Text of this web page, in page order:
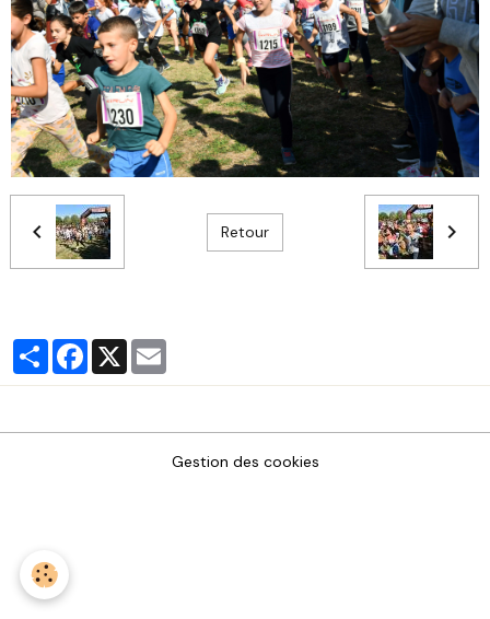
Retour
PartagerFacebook
X
Gestion des cookies